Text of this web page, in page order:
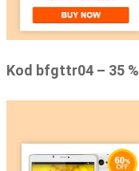
Kod bfgttr04 – 35 %